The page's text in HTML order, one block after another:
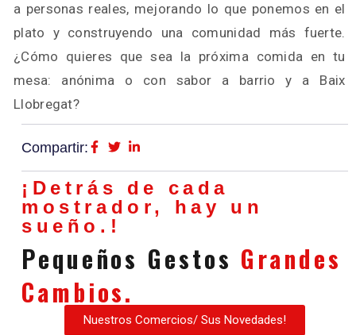
a personas reales, mejorando lo que ponemos en el
plato y construyendo una comunidad más fuerte.
¿Cómo quieres que sea la próxima comida en tu
mesa: anónima o con sabor a barrio y a Baix
Llobregat?
Compartir:
¡Detrás de cada
mostrador, hay un
sueño.!
Pequeños Gestos Grandes
Cambios.
Nuestros Comercios/ Sus Novedades!